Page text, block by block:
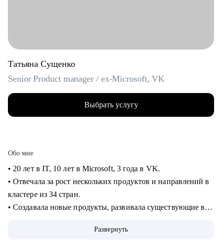
Татьяна Сущенко
Senior Product manager / ex-Microsoft, VK
Выбрать услугу
Обо мне
• 20 лет в IT, 10 лет в Microsoft, 3 года в VK.
• Отвечала за рост нескольких продуктов и направлений в
кластере из 34 стран.
• Создавала новые продукты, развивала существующие в
• Управляла портфелем из 30 продуктов.
Развернуть